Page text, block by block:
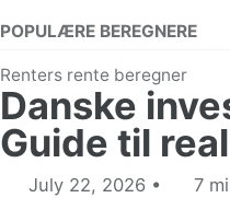
POPULÆRE BEREGNERE
Renters rente beregner
Danske
Guide til
July 22, 2026 7